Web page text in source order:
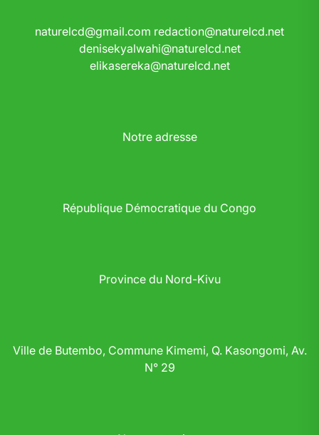
naturelcd@gmail.com redaction@naturelcd.net
denisekyalwahi@naturelcd.net
elikasereka@naturelcd.net
Notre adresse
République Démocratique du Congo
Province du Nord-Kivu
Ville de Butembo, Commune Kimemi, Q. Kasongomi, Av.
N° 29